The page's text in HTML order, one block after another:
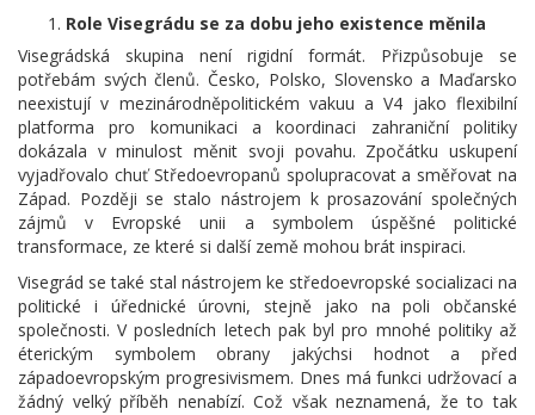
Role Visegrádu se za dobu jeho existence měnila
Visegrádská skupina není rigidní formát. Přizpůsobuje se
potřebám svých členů. Česko, Polsko, Slovensko a Maďarsko
neexistují v mezinárodněpolitickém vakuu a V4 jako flexibilní
platforma pro komunikaci a koordinaci zahraniční politiky
dokázala v minulost měnit svoji povahu. Zpočátku uskupení
vyjadřovalo chuť Středoevropanů spolupracovat a směřovat na
Západ. Později se stalo nástrojem k prosazování společných
zájmů v Evropské unii a symbolem úspěšné politické
transformace, ze které si další země mohou brát inspiraci.
Visegrád se také stal nástrojem ke středoevropské socializaci na
politické i úřednické úrovni, stejně jako na poli občanské
společnosti. V posledních letech pak byl pro mnohé politiky až
éterickým symbolem obrany jakýchsi hodnot a před
západoevropským progresivismem. Dnes má funkci udržovací a
žádný velký příběh nenabízí. Což však neznamená, že to tak